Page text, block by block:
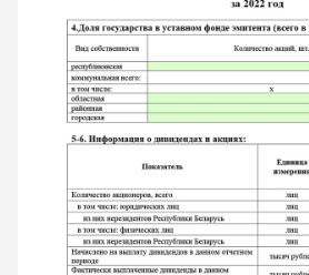
ОТПРАВИТЬ
Какой автомобиль рассматриваете